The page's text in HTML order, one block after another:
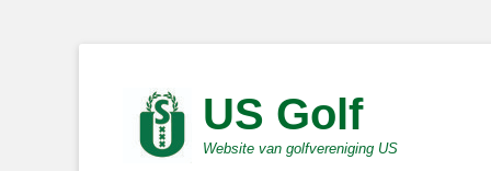
US Golf
Website van golfvereniging US